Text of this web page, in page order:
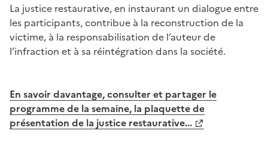
La justice restaurative, en instaurant un dialogue entre
les participants, contribue à la reconstruction de la
victime, à la responsabilisation de l’auteur de
l’infraction et à sa réintégration dans la société.
En savoir davantage, consulter et partager le
programme de la semaine, la plaquette de
présentation de la justice restaurative...